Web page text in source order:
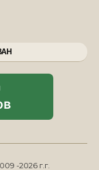
-2026 г.г.